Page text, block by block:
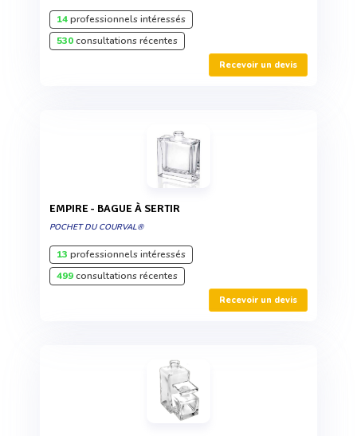
14professionnels intéressés
530consultations récentes
Recevoir un devis
EMPIRE - BAGUE À SERTIR
POCHET DU COURVAL®
13 professionnels intéressés
499consultations récentes
Recevoir un devis